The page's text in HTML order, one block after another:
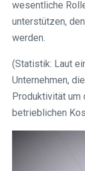
wesentliche
unterstützen,
werden.
(Statistik: Laut
Unternehmen,
Produktivität um
betrieblichen